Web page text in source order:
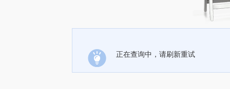
正在查询中，请刷新重试